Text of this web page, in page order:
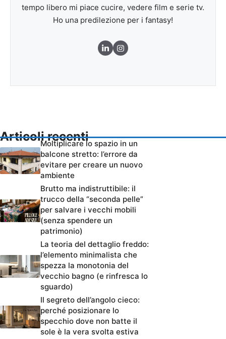
tempo libero mi piace cucire, vedere film e serie tv.
Ho una predilezione per i fantasy!
Articoli recenti
Moltiplicare lo spazio in un
balcone stretto: l’errore da
evitare per creare un nuovo
ambiente
Brutto ma indistruttibile: il
trucco della “seconda pelle”
per salvare i vecchi mobili
(senza spendere un
patrimonio)
La teoria del dettaglio freddo:
l’elemento minimalista che
spezza la monotonia del
vecchio bagno (e rinfresca lo
sguardo)
Il segreto dell’angolo cieco:
perché posizionare lo
specchio dove non batte il
sole è la vera svolta estiva